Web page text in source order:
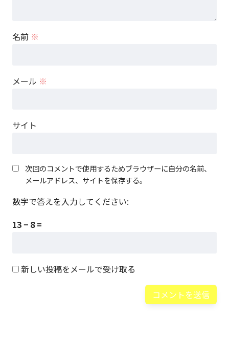
名前 ※
メール ※
サイト
次回のコメントで使用するためブラウザーに自分の名前、
メールアドレス、サイトを保存する。
数字で答えを入力してください:
13 − 8 =
新しい投稿をメールで受け取る